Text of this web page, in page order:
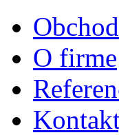
O firme